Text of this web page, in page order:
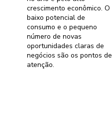
crescimento econômico. O
baixo potencial de
consumo e o pequeno
número de novas
oportunidades claras de
negócios são os pontos de
atenção.